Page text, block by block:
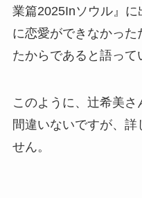
業篇2025Inソウル』
に恋愛ができなかっ
たからであると語って
このように、辻希美
間違いないですが、詳
せん。